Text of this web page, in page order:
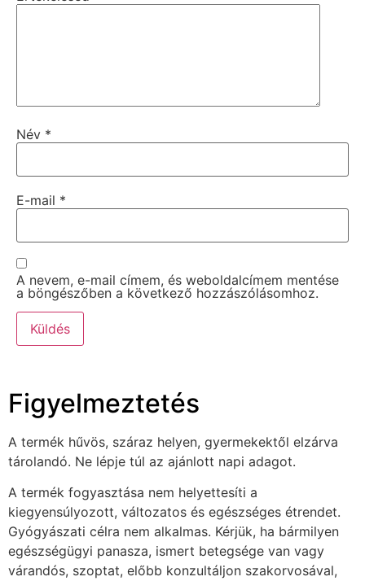
Név *
E-mail *
A nevem, e-mail címem, és weboldalcímem mentése
a böngészőben a következő hozzászólásomhoz.
Figyelmeztetés
A termék hűvös, száraz helyen, gyermekektől elzárva
tárolandó. Ne lépje túl az ajánlott napi adagot.
A termék fogyasztása nem helyettesíti a
kiegyensúlyozott, változatos és egészséges étrendet.
Gyógyászati célra nem alkalmas. Kérjük, ha bármilyen
egészségügyi panasza, ismert betegsége van vagy
várandós, szoptat, előbb konzultáljon szakorvosával,